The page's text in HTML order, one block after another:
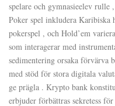
spelare och gymnasieelev
Poker spel inkludera
pokerspel , och Hold’em
som interagerar med
sedimentering orsaka förvärva
med stöd för stora digitala
ge prägla . Krypto bank
erbjuder förbättras sekretess